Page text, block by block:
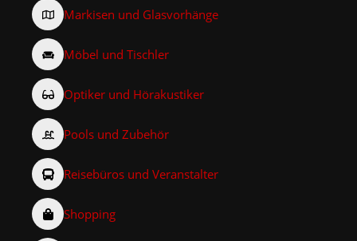
Markisen und Glasvorhänge
Möbel und Tischler
Optiker und Hörakustiker
Pools und Zubehör
Reisebüros und Veranstalter
Shopping